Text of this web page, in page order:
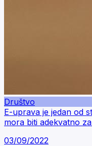
Društvo
E-uprava je jedan od
mora biti adekvatno
03/09/2022